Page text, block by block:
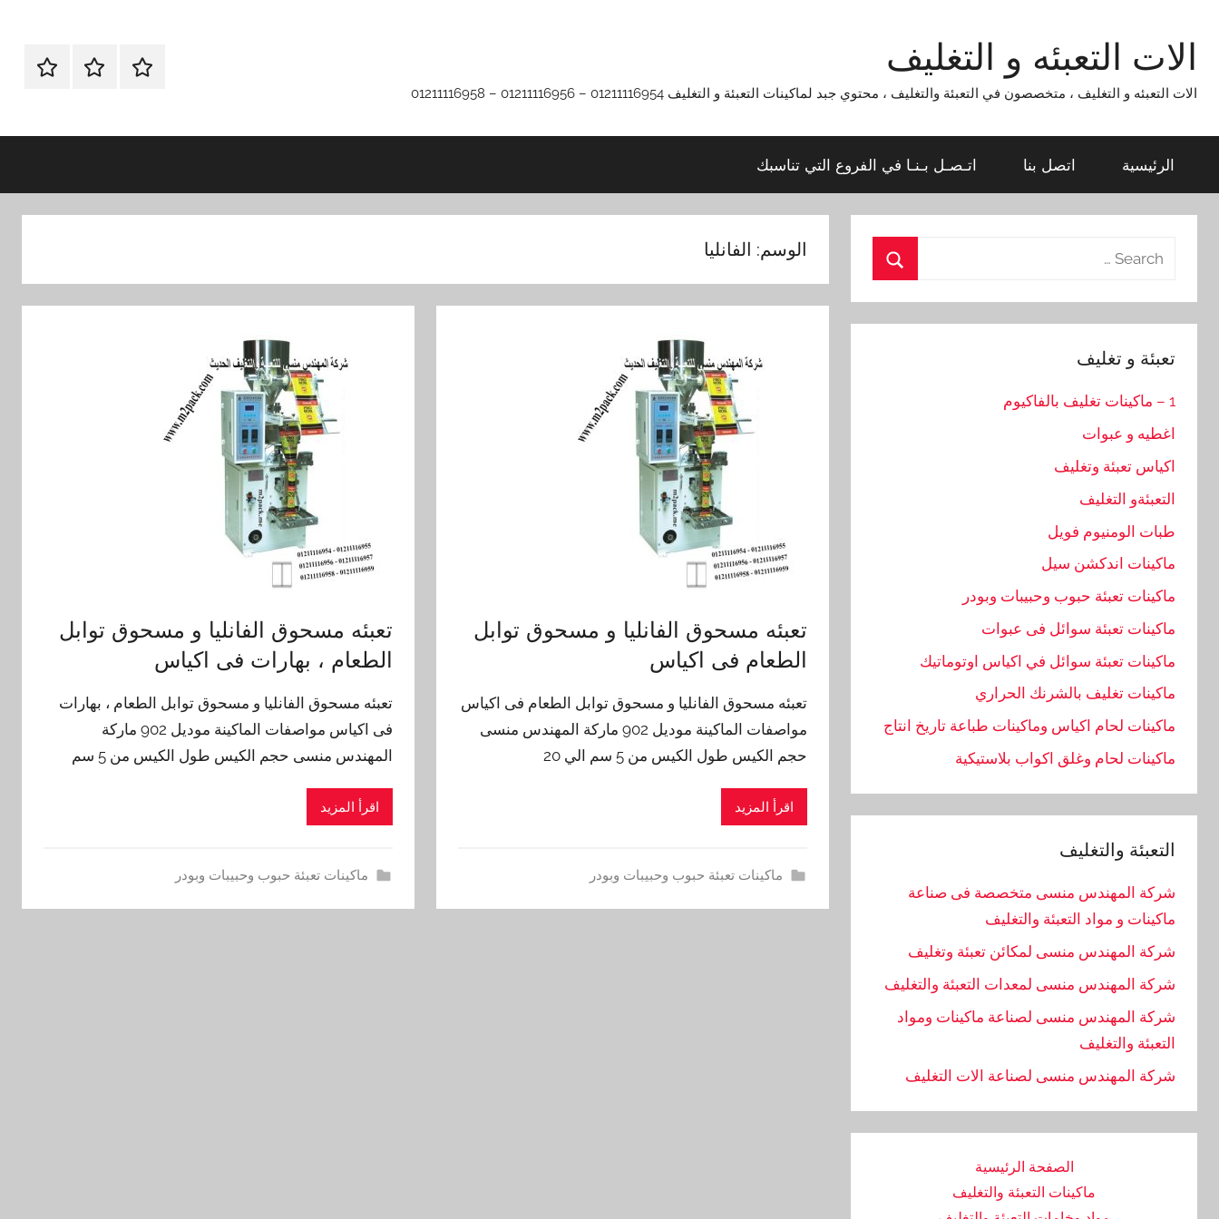
contentالات التعبئه و التغليف
الات التعبئه و التغليف ، متخصصون في التعبئة والتغليف ، محتوي جبد لماكينات التعبئة و التغليف 01211116954 – 01211116956 – 01211116958
الرئيسيةاتصل
اتـصـل
تناسبك
الرئيسية اتصل بنا اتـصـل بـنـا في الفروع التي تناسبك
الوسم: الفانليا
تعبئه مسحوق الفانليا و مسحوق توابل
الطعام فى اكياس
تعبئه مسحوق الفانليا و مسحوق توابل الطعام فى اكياس
مواصفات الماكينة موديل 902 ماركة المهندس منسى
حجم الكيس طول الكيس من 5 سم الي 20
اقرأ المزيد
ماكينات تعبئة حبوب وحبيبات وبودر
تعبئه مسحوق الفانليا و مسحوق توابل
الطعام ، بهارات فى اكياس
تعبئه مسحوق الفانليا و مسحوق توابل الطعام ، بهارات
فى اكياس مواصفات الماكينة موديل 902 ماركة
المهندس منسى حجم الكيس طول الكيس من 5 سم
اقرأ المزيد
ماكينات تعبئة حبوب وحبيبات وبودر
Search
تعبئة و تغليف
1 – ماكينات تغليف بالفاكيوم
اغطيه و عبوات
اكياس تعبئة وتغليف
التعبئةو التغليف
طبات الومنيوم فويل
ماكينات اندكشن سيل
ماكينات تعبئة حبوب وحبيبات وبودر
ماكينات تعبئة سوائل فى عبوات
ماكينات تعبئة سوائل في اكياس اوتوماتيك
ماكينات تغليف بالشرنك الحراري
ماكينات لحام اكياس وماكينات طباعة تاريخ انتاج
ماكينات لحام وغلق اكواب بلاستيكية
التعبئة والتغليف
شركة المهندس منسى متخصصة فى صناعة
ماكينات و مواد التعبئة والتغليف
شركة المهندس منسى لمكائن تعبئة وتغليف
شركة المهندس منسى لمعدات التعبئة والتغليف
شركة المهندس منسى لصناعة ماكينات ومواد
التعبئة والتغليف
‏شركة المهندس منسى لصناعة الات التغليف
الصفحة الرئيسية
ماكينات التعبئة والتغليف